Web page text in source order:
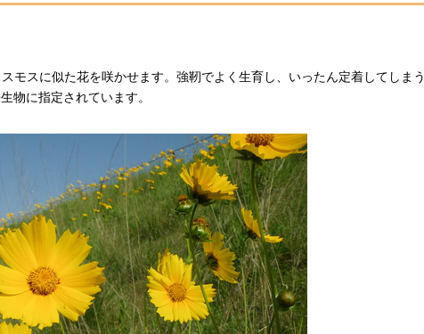
モスに似た花を咲かせます。強靭でよく生育し、いったん定着してしま
物に指定されています。